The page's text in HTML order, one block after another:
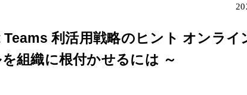
利活用戦略のヒント オンライ
組織に根付かせるには ～